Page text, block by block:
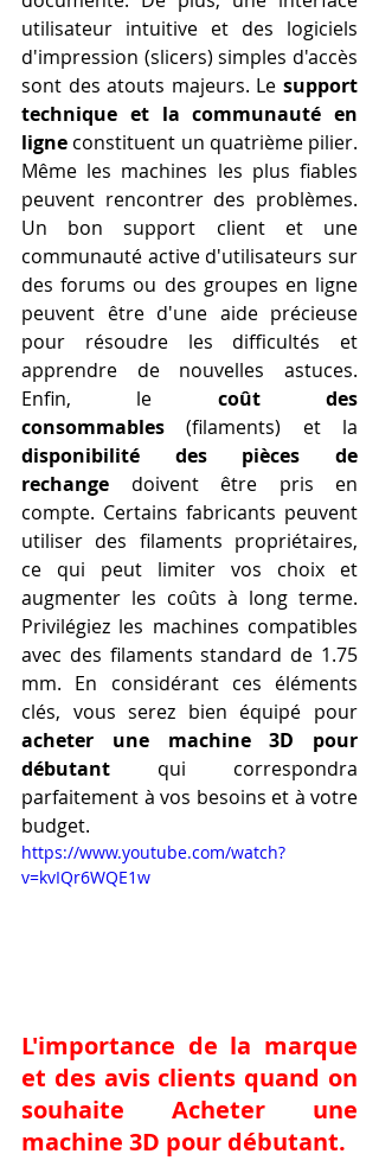
utilisateur intuitive et des logiciels
d'impression (slicers) simples d'accès
sont des atouts majeurs. Le support
technique et la communauté en
ligne constituent un quatrième pilier.
Même les machines les plus fiables
peuvent rencontrer des problèmes.
Un bon support client et une
communauté active d'utilisateurs sur
des forums ou des groupes en ligne
peuvent être d'une aide précieuse
pour résoudre les difficultés et
apprendre de nouvelles astuces.
Enfin, le coût des
consommables
disponibilité des pièces de
rechange doivent être pris en
compte. Certains fabricants peuvent
utiliser des filaments propriétaires,
ce qui peut limiter vos choix et
augmenter les coûts à long terme.
Privilégiez les machines compatibles
avec des filaments standard de 1.75
mm. En considérant ces éléments
acheter une machine 3D pour
débutant qui correspondra
parfaitement à vos besoins et à votre
budget.
https://www.youtube.com/watch?
v=kvIQr6WQE1w
L'importance de la marque
et des avis clients quand on
souhaite Acheter une
machine 3D pour débutant.